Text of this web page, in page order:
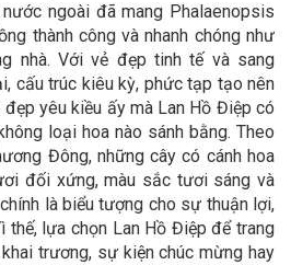
ngoài đã mang Phalaenopsis
thành công và nhanh chóng như
nhà. Với vẻ đẹp tinh tế và sang
cấu trúc kiêu kỳ, phức tạp tạo nên
yêu kiều ấy mà Lan Hồ Điệp có
loại hoa nào sánh bằng. Theo
Đông, những cây có cánh hoa
đối xứng, màu sắc tươi sáng và
là biểu tượng cho sự thuận lợi,
thế, lựa chọn Lan Hồ Điệp để trang
trương, sự kiện chúc mừng hay